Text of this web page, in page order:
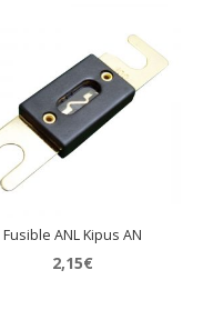
Fusible ANL Kipus AN
2,15€